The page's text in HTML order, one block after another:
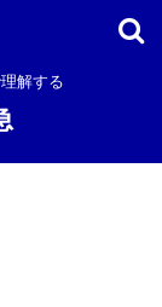
理解する